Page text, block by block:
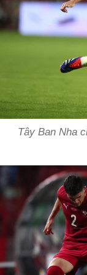
Tây Ban Nha